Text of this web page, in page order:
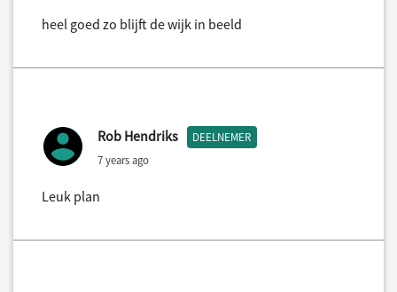
heel goed zo blijft de wijk in beeld
Rob Hendriks DEELNEMER
7 years ago
Leuk plan